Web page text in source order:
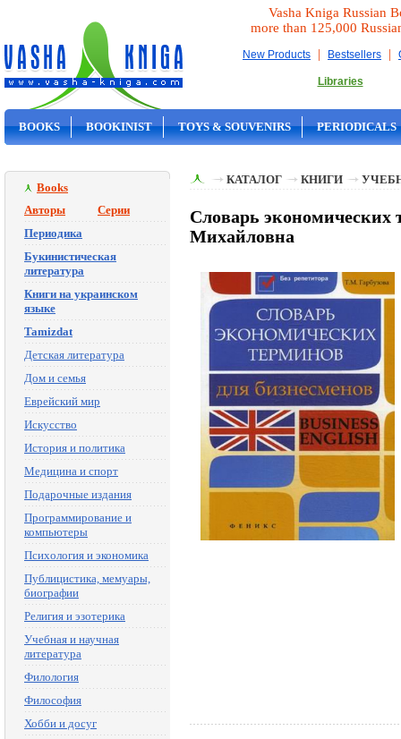
Vasha Kniga Russian
more than 125,000
New Products | Bestsellers |
Libraries
BOOKS BOOKINIST TOYS & SOUVENIRS PERIODICALS
Books
Авторы
Серии
Периодика
Букинистическая
литература
Книги на украинском
языке
Tamizdat
Детская литература
Дом и семья
Еврейский мир
Искусство
История и политика
Медицина и спорт
Подарочные издания
Программирование и
компьютеры
Психология и экономика
Публицистика, мемуары,
биографии
Религия и эзотерика
Учебная и научная
литература
Филология
Философия
Хобби и досуг
КАТАЛОГ КНИГИ
Словарь экономических
Михайловна